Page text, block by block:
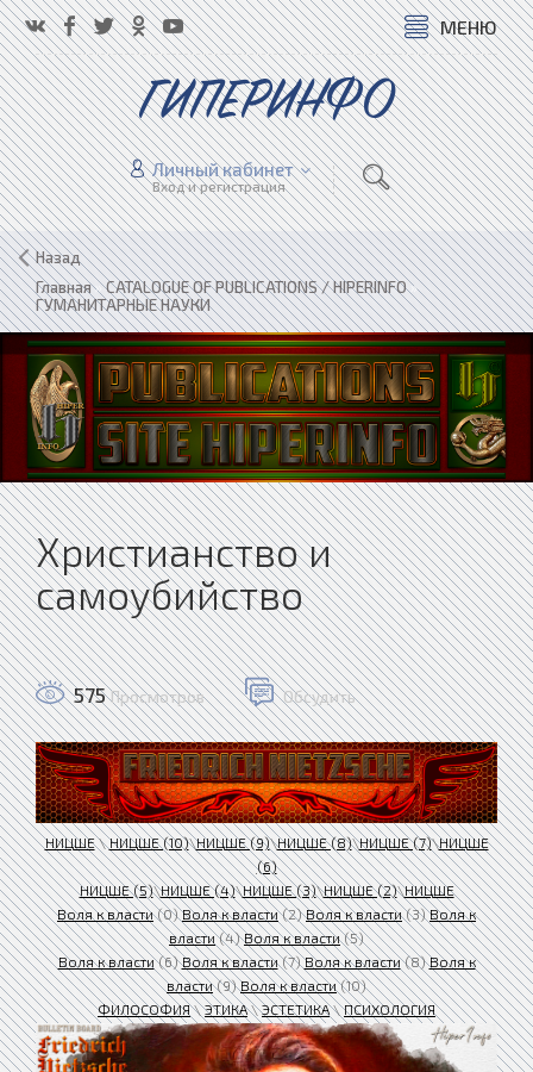
МЕНЮ
ГИПЕРИНФО
Личный кабинет
Вход и регистрация
Назад
Главная»CATALOGUE OF PUBLICATIONS / HIPERINFO»
ГУМАНИТАРНЫЕ НАУКИ
Христианство и
самоубийство
575 Просмотров Обсудить
НИЦШЕ\НИЦШЕ (10)\НИЦШЕ (9)\НИЦШЕ (8)\НИЦШЕ (7)\НИЦШЕ
(6)
НИЦШЕ (5)\НИЦШЕ (4)\НИЦШЕ (3)\НИЦШЕ (2)\НИЦШЕ
Воля к власти(0)Воля к власти(2)Воля к власти(3)Воля к
власти(4)Воля к власти(5)
Воля к власти(6)Воля к власти(7)Воля к власти(8)Воля к
власти(9)Воля к власти(10)
ФИЛОСОФИЯ\ЭТИКА\ЭСТЕТИКА\ПСИХОЛОГИЯ